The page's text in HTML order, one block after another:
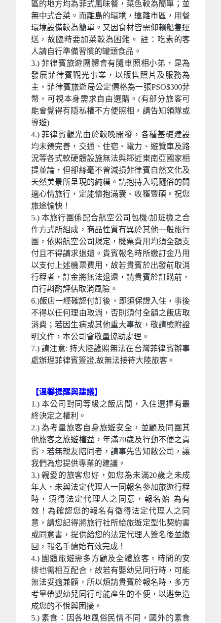
區的地方均為菲式風味餐，菜色較為簡單；並
無中式合菜。而離島的環境，遠離市區，用餐
環境設備較為簡單。又因食材皆需仰賴船隻運
送，故臨時要加菜較為困難。 註：吃素的客
人請自行準備習慣的罐頭食品。
3.) 菲律賓旅遊團體會有隨車照相小弟，是為
發展菲律賓觀光事業，以販售照片及服務為
主，菲律賓旅遊局公定價格為一張PSO$300菲
幣，可視本身需求自由選購。(有部分旅客可
能會覺得有隱私權不方便照相，請告知領隊或
導遊)
4.) 菲律賓觀光由於較晚開發，各種基礎建設
均未臻完善，交通、住宿、電力、遊覽車及路
況等各式軟硬體設施無法與鄰近東南亞國家相
提並論，但卻絲毫不曾減損菲律賓自然文化及
天然美景所呈現的純樸。請抱持入境隨俗的閒
適心情旅行，定能懷抱滿囊、收獲豐碩。祝您
旅途愉快！
5.) 本旅行團係配合航空公司包機/加班機之合
作方式所組成，商品性質有異於其他一般旅行
團，依照航空公司規定，機票費用均須全額支
付且不得請求退還。貴賓報名時所繳訂金乃用
以支付上述機票費用，故若貴賓於出發前取消
行程者，訂金將無法退還，請貴賓於訂購前，
自行斟酌評估取消風險。
6.)飯店一經確認付訂後，即須保證入住，事後
不得以任何理由取消，否則須付全額之飯店取
消費；若因生病或其他重大事故，敬請檢附證
明文件，本公司會敬量協助處理。
7.) 請注意: 持大陸護照無法在台灣菲律賓辦事
處辦理菲律賓簽證,故無法接待大陸旅客。
【溫馨提醒與建議】
1.) 本公司對同等級之飯店間，入住選擇有最
終決定之權利。
2.) 為考量旅客自身旅遊安全，並顧及同團其
他旅客之旅遊權益，年滿70歲及行動不便之貴
賓，若無親友陪同者，請事先告知敝公司，讓
我們為您提供專業的建議。
3.) 親愛的旅客您好，如您為未滿20歲之未成
年人，未與法定代理人一同報名參加旅遊行程
時，須得法定代理人之同意，報名始 為有
效！為確認您的報名有徵得法定代理人之同
意，請您記得將旅行社所給旅遊定型化契約書
或同意書，提供給您的法定代理人簽名後並繳
回，報名手續始有效完成！
4.) 團體旅遊需多方顧及全體旅客，時間的安
排也需相互配合，故若有嬰幼兒同行時，可能
無法妥適兼顧，所以煩請貴賓於報名時，多方
考量帶嬰幼兒同行可能產生的不便，以避免造
成您的不悅與困擾。
5.) 素食：因各地風俗民情不同，國外的素食